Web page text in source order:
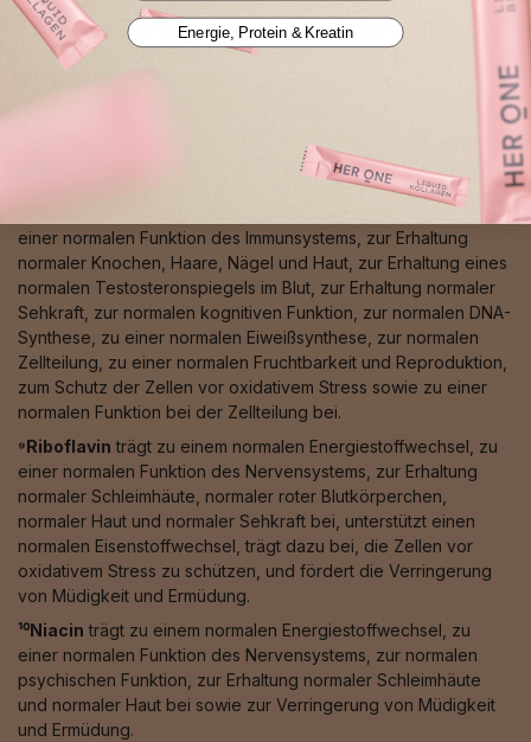
normalen Funktion des Immunsystems, zur normalen Funktion
des Nervensystems, zum Schutz der Zellen vor oxidativem
Stress, zur normalen Pigmentierung von Haut und Haaren, zum
einem normalen Makronährstoff-, Kohlenhydrat-, Fettsäure-
und Proteinstoffwechsel, zu einem normalen Vitamin-A-
Stoffwechsel, zu einem normalen Energiestoffwechsel, zu
einer normalen Funktion des Immunsystems, zur Erhaltung
normaler Knochen, Haare, Nägel und Haut, zur Erhaltung eines
normalen Testosteronspiegels im Blut, zur Erhaltung normaler
Sehkraft, zur normalen kognitiven Funktion, zur normalen DNA-
Synthese, zu einer normalen Eiweißsynthese, zur normalen
Zellteilung, zu einer normalen Fruchtbarkeit und Reproduktion,
zum Schutz der Zellen vor oxidativem Stress sowie zu einer
normalen Funktion bei der Zellteilung bei.
⁹Riboflavin trägt zu einem normalen Energiestoffwechsel, zu
einer normalen Funktion des Nervensystems, zur Erhaltung
normaler Schleimhäute, normaler roter Blutkörperchen,
normaler Haut und normaler Sehkraft bei, unterstützt einen
normalen Eisenstoffwechsel, trägt dazu bei, die Zellen vor
oxidativem Stress zu schützen, und fördert die Verringerung
von Müdigkeit und Ermüdung.
¹⁰Niacin trägt zu einem normalen Energiestoffwechsel, zu
einer normalen Funktion des Nervensystems, zur normalen
psychischen Funktion, zur Erhaltung normaler Schleimhäute
und normaler Haut bei sowie zur Verringerung von Müdigkeit
und Ermüdung.
Energie, Protein & Kreatin